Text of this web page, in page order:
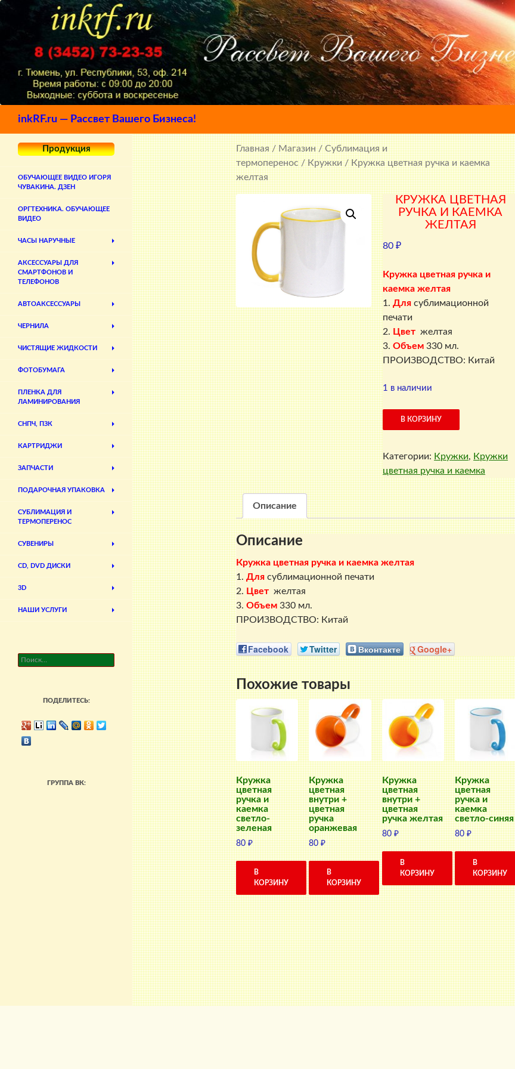
inkRF.ru — Рассвет Вашего Бизнеса!
Главная/Магазин/Сублимация и
термоперенос/Кружки/ Кружка цветная ручка и каемка
желтая
КРУЖКА ЦВЕТНАЯ
РУЧКА И КАЕМКА
ЖЕЛТАЯ
80₽
Кружка цветная ручка и
каемка желтая
1.Для сублимационной
печати
2. Цвет желтая
3.Объем 330 мл.
ПРОИЗВОДСТВО: Китай
1 в наличии
Количество
товара
Кружка
цветная
ручка
и
каемка
желтая
В КОРЗИНУ
Категории: Кружки, Кружки
цветная ручка и каемка
Описание
Описание
Кружка цветная ручка и каемка желтая
1. Длясублимационной печати
2. Цвет желтая
3. Объем330 мл.
ПРОИЗВОДСТВО: Китай
Facebook Twitter Вконтакте Google+
Похожие товары
Кружка
цветная
ручка и
каемка
светло-
зеленая
80₽
В
КОРЗИНУ
Кружка
цветная
внутри +
цветная
ручка
оранжевая
80₽
В
КОРЗИНУ
Кружка
цветная
внутри +
цветная
ручка желтая
80₽
В
КОРЗИНУ
Кружка
цветная
ручка и
каемка
светло-синяя
80₽
В
КОРЗИНУ
Продукция
ОБУЧАЮЩЕЕ ВИДЕО ИГОРЯ
ЧУВАКИНА. ДЗЕН
ОРГТЕХНИКА. ОБУЧАЮЩЕЕ
ВИДЕО
ЧАСЫ НАРУЧНЫЕ
АКСЕССУАРЫ ДЛЯ
СМАРТФОНОВ И
ТЕЛЕФОНОВ
АВТОАКСЕССУАРЫ
ЧЕРНИЛА
ЧИСТЯЩИЕ ЖИДКОСТИ
ФОТОБУМАГА
ПЛЕНКА ДЛЯ
ЛАМИНИРОВАНИЯ
СНПЧ, ПЗК
КАРТРИДЖИ
ЗАПЧАСТИ
ПОДАРОЧНАЯ УПАКОВКА
СУБЛИМАЦИЯ И
ТЕРМОПЕРЕНОС
СУВЕНИРЫ
CD, DVD ДИСКИ
3D
НАШИ УСЛУГИ
Найти:
ПОДЕЛИТЕСЬ:
ГРУППА ВК: